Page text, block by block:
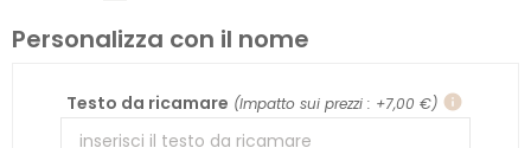
Personalizza con il nome
Testo da ricamare (Impatto sui prezzi : +7,00 €) info